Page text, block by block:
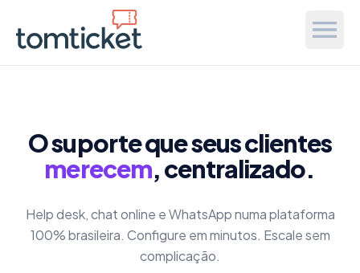
O suporte que seus clientes
merecem, centralizado.
Help desk, chat online e WhatsApp numa plataforma
100% brasileira. Configure em minutos. Escale sem
complicação.